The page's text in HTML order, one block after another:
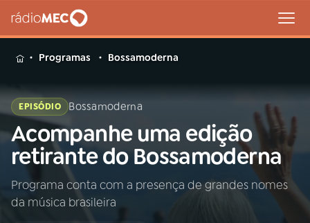
MENU
Buscar
na
Rádio
MEC
Buscar
Início
Programas Bossamoderna
EPISÓDIO Bossamoderna
Acompanhe uma edição
retirante do Bossamoderna
Programa conta com a presença de grandes nomes
da música brasileira